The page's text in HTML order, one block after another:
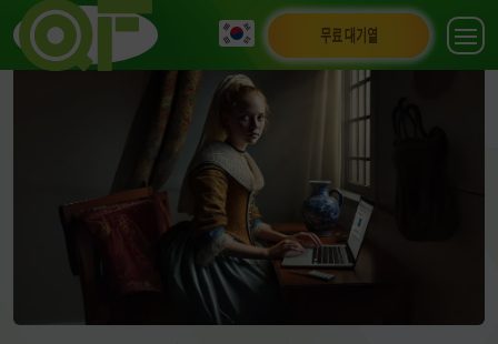
무료 대기열